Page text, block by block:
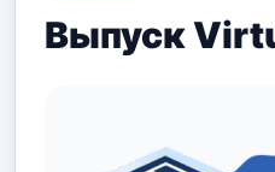
Выпуск